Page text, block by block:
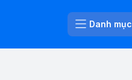
Danh mục